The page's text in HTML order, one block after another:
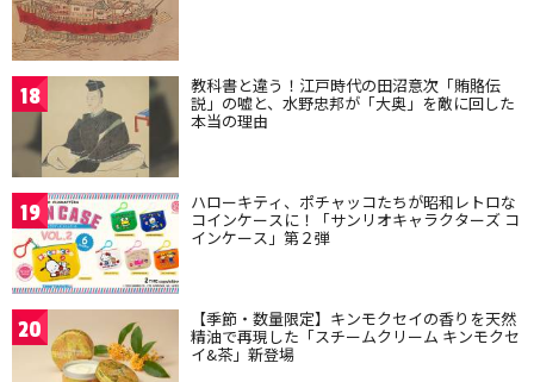
18 教科書と違う！江戸時代の田沼意次「賄賂伝
説」の嘘と、水野忠邦が「大奥」を敵に回した
本当の理由
19 ハローキティ、ポチャッコたちが昭和レトロな
コインケースに！「サンリオキャラクターズ コ
インケース」第２弾
20 【季節・数量限定】キンモクセイの香りを天然
精油で再現した「スチームクリーム キンモクセ
イ&茶」新登場